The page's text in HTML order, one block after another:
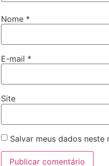
Nome *
E-mail *
Site
Salvar meus dados